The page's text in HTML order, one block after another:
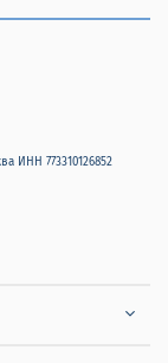
ИНН 773310126852